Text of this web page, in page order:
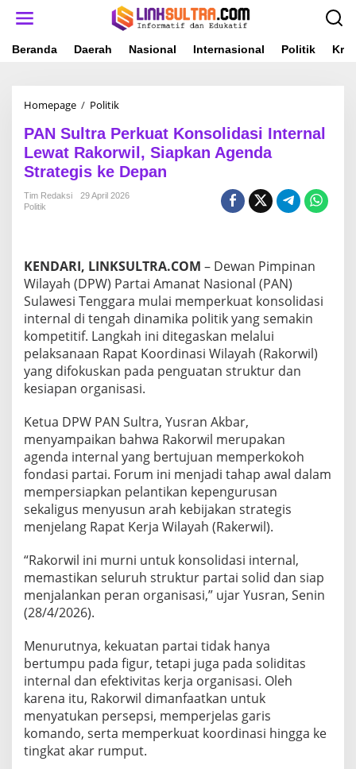
Beranda Daerah Nasional Internasional Politik
Homepage / Politik
N
S
u
l
t
r
k
u
a
t
K
o
n
s
o
d
a
s
i
I
n
t
e
n
a
l
a
t
R
k
o
r
w
PAN Sultra Perkuat Konsolidasi Internal
Lewat Rakorwil, Siapkan Agenda
Strategis ke Depan
Tim Redaksi
29 April 2026
Politik
KENDARI, LINKSULTRA.COM – Dewan Pimpinan
Wilayah (DPW) Partai Amanat Nasional (PAN)
Sulawesi Tenggara mulai memperkuat konsolidasi
internal di tengah dinamika politik yang semakin
kompetitif. Langkah ini ditegaskan melalui
pelaksanaan Rapat Koordinasi Wilayah (Rakorwil)
yang difokuskan pada penguatan struktur dan
kesiapan organisasi.
Ketua DPW PAN Sultra, Yusran Akbar,
menyampaikan bahwa Rakorwil merupakan
agenda internal yang bertujuan memperkokoh
fondasi partai. Forum ini menjadi tahap awal dalam
mempersiapkan pelantikan kepengurusan
sekaligus menyusun arah kebijakan strategis
menjelang Rapat Kerja Wilayah (Rakerwil).
“Rakorwil ini murni untuk konsolidasi internal,
memastikan seluruh struktur partai solid dan siap
menjalankan peran organisasi,” ujar Yusran, Senin
(28/4/2026).
Menurutnya, kekuatan partai tidak hanya
bertumpu pada figur, tetapi juga pada soliditas
internal dan efektivitas kerja organisasi. Oleh
karena itu, Rakorwil dimanfaatkan untuk
menyatukan persepsi, memperjelas garis
komando, serta memperkuat koordinasi hingga ke
tingkat akar rumput.